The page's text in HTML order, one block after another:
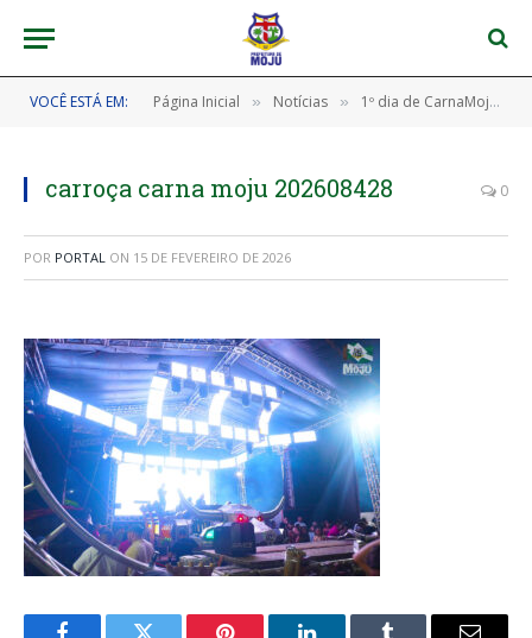
VOCÊ ESTÁ EM: Página Inicial » Notícias » 1º dia de CarnaMoju abre a festa com muita animação
carroça carna moju 202608428 0
POR PORTAL ON 15 DE FEVEREIRO DE 2026